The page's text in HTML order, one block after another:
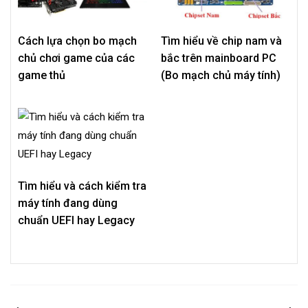
Cách lựa chọn bo mạch
chủ chơi game của các
game thủ
Tìm hiểu về chip nam và
bắc trên mainboard PC
(Bo mạch chủ máy tính)
Tìm hiểu và cách kiểm tra
máy tính đang dùng
chuẩn UEFI hay Legacy